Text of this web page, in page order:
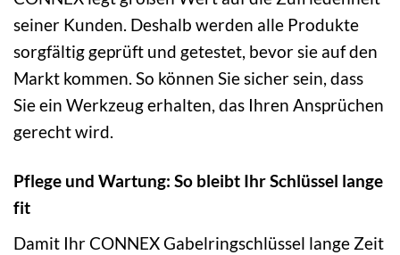
seiner Kunden. Deshalb werden alle Produkte
sorgfältig geprüft und getestet, bevor sie auf den
Markt kommen. So können Sie sicher sein, dass
Sie ein Werkzeug erhalten, das Ihren Ansprüchen
gerecht wird.
Pflege und Wartung: So bleibt Ihr Schlüssel lange
fit
Damit Ihr CONNEX Gabelringschlüssel lange Zeit